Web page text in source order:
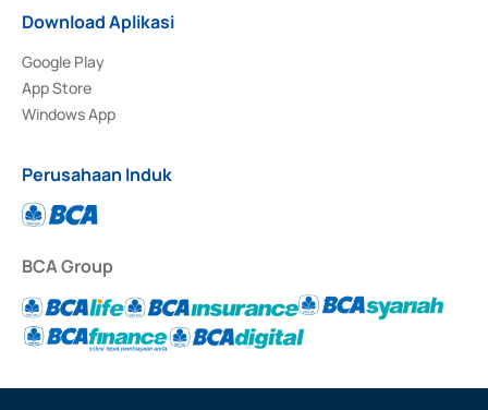
Download Aplikasi
Google Play
App Store
Windows App
Perusahaan Induk
BCA Group